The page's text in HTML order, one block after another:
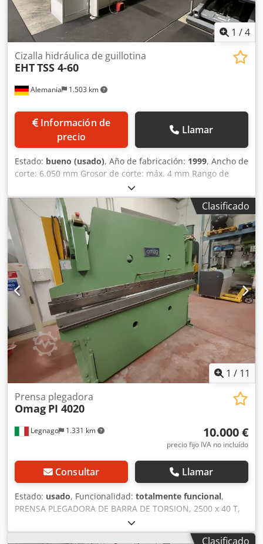
1 /4
Alemania 1.503 km
Cizalla hidráulica de guillotina
EHTTSS 4-60
Información de
precio
Llamar
Estado: bueno (usado), Año de fabricación: 1999, Ancho de
corte: 6.050 mm Grosor de corte: máx. 4 mm Rango de
tope: 10 - 1.000 mm Chodpfx Ajwzvntoptea
Clasificado
1 / 11
Legnago 1.331 km
Prensa plegadora
Omag PI 4020
10.000 €
precio fijo IVA no incluído
Consultar Llamar
Estado: usado, Funcionalidad: totalmente funcional,
PRENSA PLEGADORA DE BARRA DE TORSION, 2500 x 40 T,
usada, revisada y adaptada a la normativa vigente, modelo
OMAG PI 4020. FUNCIONA ÚNICAMENTE A VELOCIDAD
Clasificado